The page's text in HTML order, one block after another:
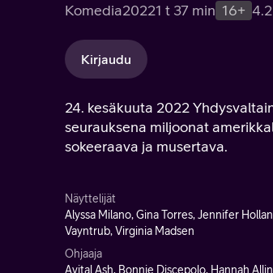
Komedia20221 t 37 min 16+ 4.2
Kirjaudu
24. kesäkuuta 2022
seurauksena miljoonat
sokeeraava ja musertava.
Näyttelijät
Alyssa Milano, Gina Torres, Jennifer
Vayntrub, Virginia Madsen
Ohjaaja
Avital Ash, Bonnie Discepolo, Hannah